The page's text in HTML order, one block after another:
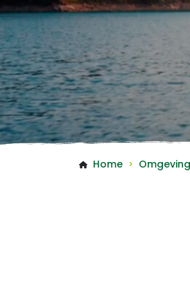
Home > Omgeving